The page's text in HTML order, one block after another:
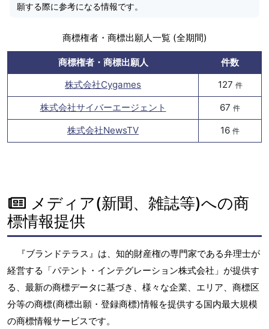
願する際に参考になる情報です。
商標権者・商標出願人一覧 (全期間)
商標権者・商標出願人
件数
株式会社Cygames
127 件
株式会社サイバーエージェント 67 件
株式会社NewsTV 16 件
メディア(新聞、雑誌等)への商
標情報提供
『ブランドテラス』は、知的財産権の専門家である弁理士が
経営する「パテント・インテグレーション株式会社」が提供す
る、最新の商標データに基づき、様々な企業、エリア、商標区
分等の商標(商標出願・登録商標)情報を提供する国内最大規模
の商標情報サービスです。